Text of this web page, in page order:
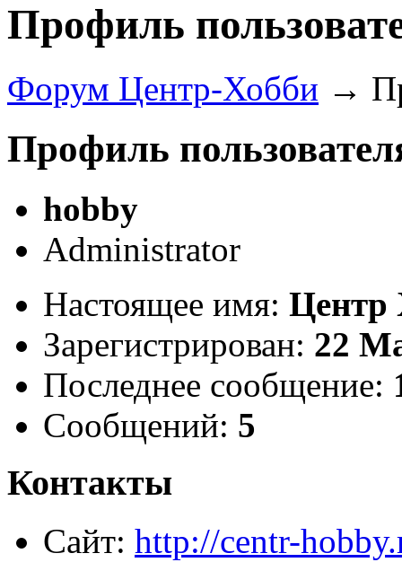
Профиль
Форум Центр-Хобби →
Профиль
hobby
Administrator
Настоящее имя: Центр
Зарегистрирован: 22
Последнее сообщение:
Сообщений: 5
Контакты
Сайт: http://centr-